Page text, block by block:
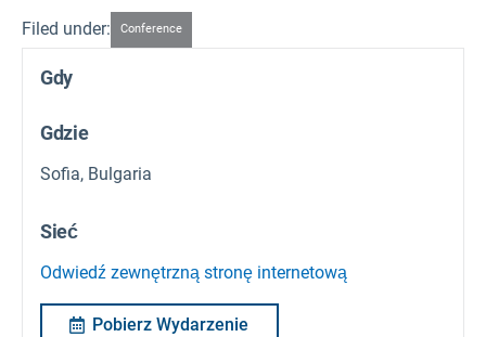
Filed under: Conference
Gdy
Gdzie
Sofia, Bulgaria
Sieć
Odwiedź zewnętrzną stronę internetową
Pobierz Wydarzenie